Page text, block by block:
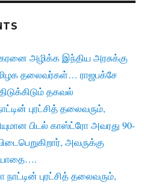
அழிக்க இந்திய அரசுக்கு
தலைவர்கள்… ராஜபக்சே
தகவல்
புரட்சித் தலைவரும்,
பிடல் காஸ்ட்ரோ அவரது 90-
அவருக்கு
நாட்டின் புரட்சித் தலைவரும்,